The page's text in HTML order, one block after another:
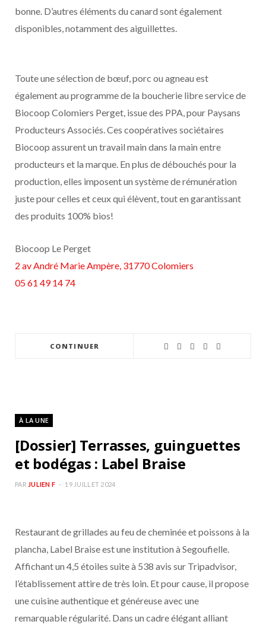
bonne. D’autres éléments du canard sont également
disponibles, notamment des aiguillettes.
Toute une sélection de bœuf, porc ou agneau est
également au programme de la boucherie libre service de
Biocoop Colomiers Perget, issue des PPA, pour Paysans
Producteurs Associés. Ces coopératives sociétaires
Biocoop assurent un travail main dans la main entre
producteurs et la marque. En plus de débouchés pour la
production, elles imposent un système de rémunération
juste pour celles et ceux qui élèvent, tout en garantissant
des produits 100% bios!
Biocoop Le Perget
2 av André Marie Ampère, 31770 Colomiers
05 61 49 14 74
CONTINUER
À LA UNE
[Dossier] Terrasses, guinguettes
et bodégas : Label Braise
PAR JULIEN F 19 JUILLET 2024
Restaurant de grillades au feu de cheminée et poissons à la
plancha, Label Braise est une institution à Segoufielle.
Affichant un 4,5 étoiles suite à 538 avis sur Tripadvisor,
l’établissement attire de très loin. Et pour cause, il propose
une cuisine authentique et généreuse avec une
remarquable régularité. Dans un cadre élégant alliant